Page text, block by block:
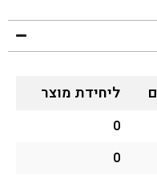
ליחידת מוצר
0
0